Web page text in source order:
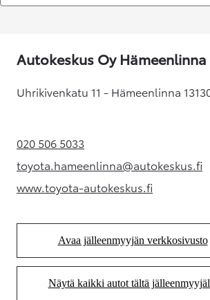
Autokeskus Oy Hämeenlinna
Uhrikivenkatu 11 - Hämeenlinna
020 506 5033(Aukeaa uudessa välilehdessä)
toyota.hameenlinna@autokeskus.fi
(Aukeaa uudessa
www.toyota-autokeskus.fi
(Aukeaa uudessa
Avaa jälleenmyyjän verkkosivusto
(Aukeaa uudessa
Näytä kaikki autot tältä
(Aukeaa uudessa